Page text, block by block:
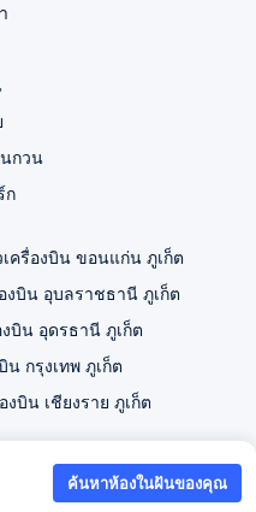
ค้นหาห้องในฝันของคุณ
นกวน
ก
เครื่องบิน ขอนแก่น ภูเก็ต
งบิน อุบลราชธานี ภูเก็ต
งบิน อุดรธานี ภูเก็ต
น กรุงเทพ ภูเก็ต
งบิน เชียงราย ภูเก็ต
ภูเก็ต ปริภัส ป่าตอง รีสอร์ท